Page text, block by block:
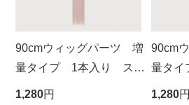
90cmウィッグパーツ 増
量タイプ 1本入り スウ
ィートカシス NSC-44
1,280円
90cm
量タ
キー
1,280円